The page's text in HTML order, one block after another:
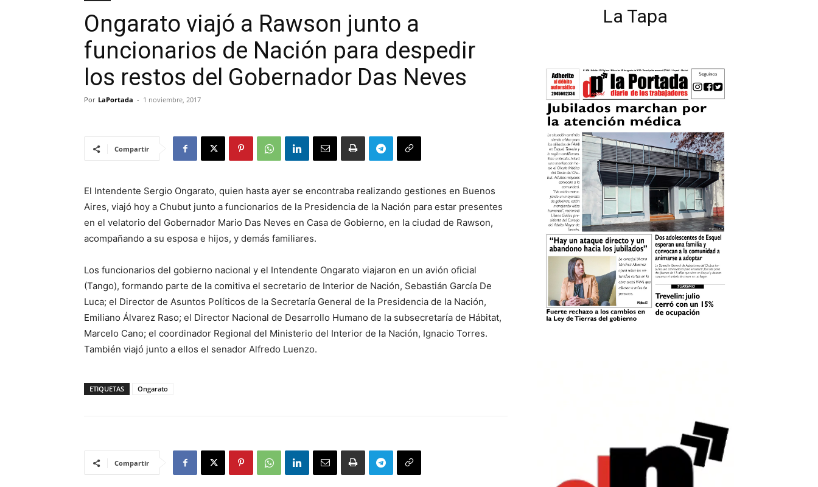
Ongarato viajó a Rawson junto a
funcionarios de Nación para despedir
los restos del Gobernador Das Neves
Por LaPortada - 1 noviembre, 2017
Compartir
El Intendente Sergio Ongarato, quien hasta ayer se encontraba realizando gestiones en Buenos
Aires, viajó hoy a Chubut junto a funcionarios de la Presidencia de la Nación para estar presentes
en el velatorio del Gobernador Mario Das Neves en Casa de Gobierno, en la ciudad de Rawson,
acompañando a su esposa e hijos, y demás familiares.
Los funcionarios del gobierno nacional y el Intendente Ongarato viajaron en un avión oficial
(Tango), formando parte de la comitiva el secretario de Interior de Nación, Sebastián García De
Luca; el Director de Asuntos Políticos de la Secretaría General de la Presidencia de la Nación,
Emiliano Álvarez Raso; el Director Nacional de Desarrollo Humano de la subsecretaría de Hábitat,
Marcelo Cano; el coordinador Regional del Ministerio del Interior de la Nación, Ignacio Torres.
También viajó junto a ellos el senador Alfredo Luenzo.
ETIQUETAS Ongarato
Compartir
La Tapa